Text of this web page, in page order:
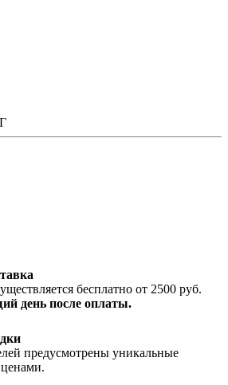
бесплатно от 2500 руб.
день после оплаты.
предусмотрены уникальные